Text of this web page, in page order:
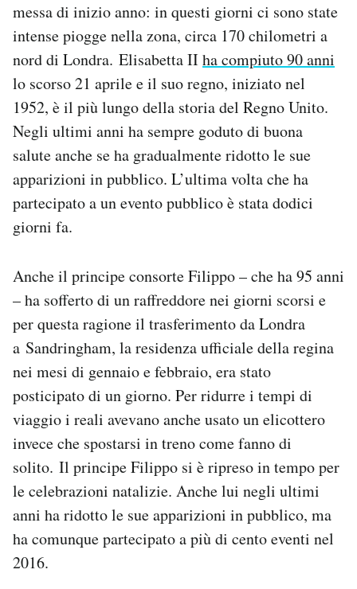
messa di inizio anno: in questi giorni ci sono state
intense piogge nella zona, circa 170 chilometri a
nord di Londra. Elisabetta IIha compiuto 90 anni
lo scorso 21 aprile e il suo regno, iniziato nel
1952, è il più lungo della storia del Regno Unito.
Negli ultimi anni ha sempre goduto di buona
salute anche se ha gradualmente ridotto le sue
apparizioni in pubblico. L’ultima volta che ha
partecipato a un evento pubblico è stata dodici
giorni fa.
Anche il principe consorte Filippo – che ha 95 anni
– ha sofferto di un raffreddore nei giorni scorsi e
per questa ragione il trasferimento da Londra
a Sandringham, la residenza ufficiale della regina
nei mesi di gennaio e febbraio, era stato
posticipato di un giorno. Per ridurre i tempi di
viaggio i reali avevano anche usato un elicottero
invece che spostarsi in treno come fanno di
solito. Il principe Filippo si è ripreso in tempo per
le celebrazioni natalizie. Anche lui negli ultimi
anni ha ridotto le sue apparizioni in pubblico, ma
ha comunque partecipato a più di cento eventi nel
2016.